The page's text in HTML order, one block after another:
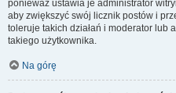
ponieważ ustawia je administrator
aby zwiększyć swój licznik postów i
toleruje takich działań i moderator lub
takiego użytkownika.
Na górę